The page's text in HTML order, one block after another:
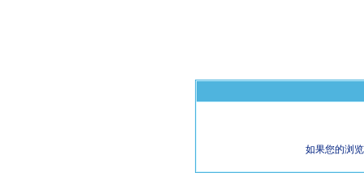
如果您的浏